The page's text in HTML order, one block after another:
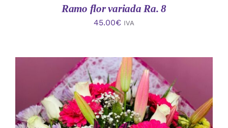
Ramo flor variada Ra. 8
45.00€ IVA